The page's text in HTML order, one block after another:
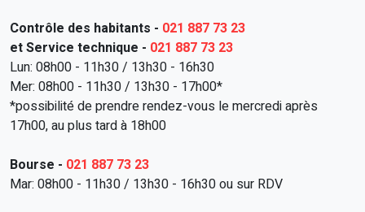
Contrôle des habitants - 021 887 73 23
et Service technique - 021 887 73 23
Lun: 08h00 - 11h30 / 13h30 - 16h30
Mer: 08h00 - 11h30 / 13h30 - 17h00*
*possibilité de prendre rendez-vous le mercredi après
17h00, au plus tard à 18h00
Bourse - 021 887 73 23
Mar: 08h00 - 11h30 / 13h30 - 16h30 ou sur RDV